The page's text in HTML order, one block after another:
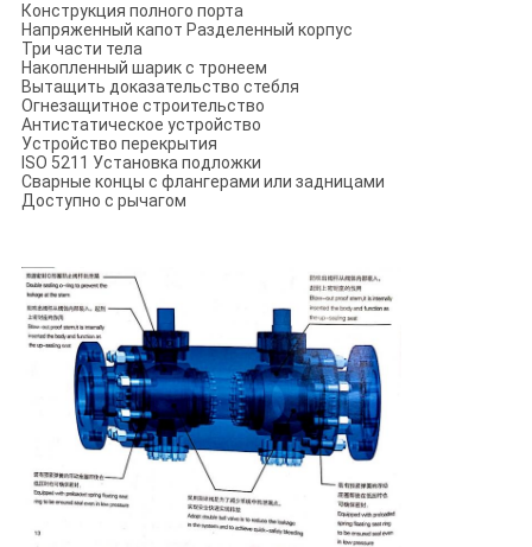
Конструкция полного порта
Напряженный капот Разделенный корпус
Три части тела
Накопленный шарик с тронеем
Вытащить доказательство стебля
Огнезащитное строительство
Антистатическое устройство
Устройство перекрытия
ISO 5211 Установка подложки
Сварные концы с флангерами или задницами
Доступно с рычагом